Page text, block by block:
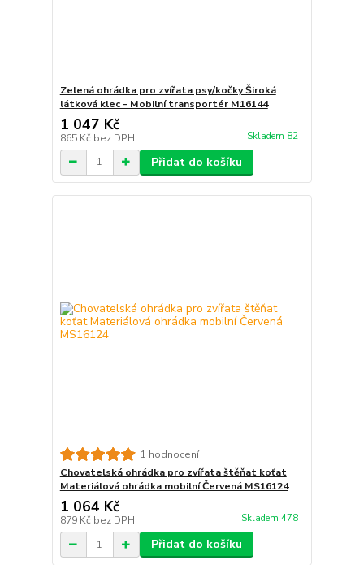
Zelená ohrádka pro zvířata psy/kočky Široká
látková klec - Mobilní transportér M16144
1 047 Kč
865 Kč bez DPH Skladem 82
Přidat do košíku
1 hodnocení
Chovatelská ohrádka pro zvířata štěňat koťat
Materiálová ohrádka mobilní Červená MS16124
1 064 Kč
879 Kč bez DPH Skladem 478
Přidat do košíku